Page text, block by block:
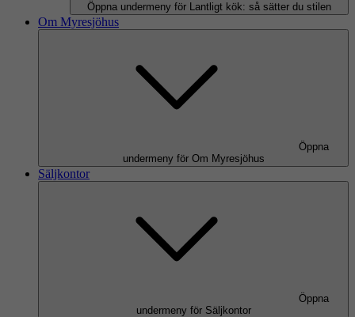
Öppna undermeny för Lantligt kök: så sätter du stilen
Om Myresjöhus
Öppna
undermeny för Om Myresjöhus
Säljkontor
Öppna
undermeny för Säljkontor